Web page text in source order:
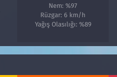
Nem: %97
Rüzgar: 6 km/h
Yağış Olasılığı: %89